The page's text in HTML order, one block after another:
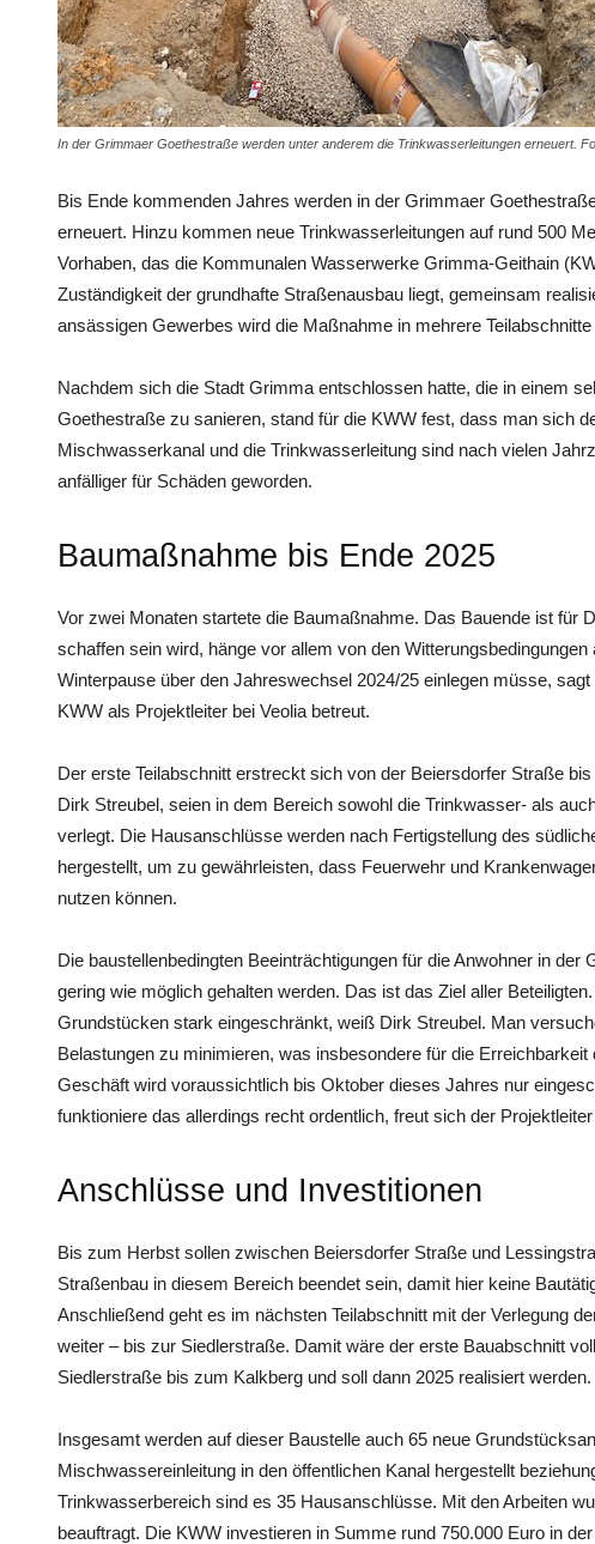
In der Grimmaer Goethestraße werden unter anderem die Trinkwasserleitungen erneuert.
Bis Ende kommenden Jahres werden in der Grimmaer
erneuert. Hinzu kommen neue Trinkwasserleitungen auf rund 500
Vorhaben, das die Kommunalen Wasserwerke Grimma-Geithain
Zuständigkeit der grundhafte Straßenausbau liegt, gemeinsam
ansässigen Gewerbes wird die Maßnahme in mehrere Teilabschnitte
Nachdem sich die Stadt Grimma entschlossen hatte, die in einem
Goethestraße zu sanieren, stand für die KWW fest, dass man sich
Mischwasserkanal und die Trinkwasserleitung sind nach vielen
anfälliger für Schäden geworden.
Baumaßnahme bis Ende 2025
Vor zwei Monaten startete die Baumaßnahme. Das Bauende ist für
schaffen sein wird, hänge vor allem von den Witterungsbedingungen
Winterpause über den Jahreswechsel 2024/25 einlegen müsse,
KWW als Projektleiter bei Veolia betreut.
Der erste Teilabschnitt erstreckt sich von der Beiersdorfer Straße
Dirk Streubel, seien in dem Bereich sowohl die Trinkwasser- als
verlegt. Die Hausanschlüsse werden nach Fertigstellung des
hergestellt, um zu gewährleisten, dass Feuerwehr und
nutzen können.
Die baustellenbedingten Beeinträchtigungen für die Anwohner in der
gering wie möglich gehalten werden. Das ist das Ziel aller
Grundstücken stark eingeschränkt, weiß Dirk Streubel. Man
Belastungen zu minimieren, was insbesondere für die
Geschäft wird voraussichtlich bis Oktober dieses Jahres nur
funktioniere das allerdings recht ordentlich, freut sich der Projektleiter
Anschlüsse und Investitionen
Bis zum Herbst sollen zwischen Beiersdorfer Straße und
Straßenbau in diesem Bereich beendet sein, damit hier keine
Anschließend geht es im nächsten Teilabschnitt mit der Verlegung
weiter – bis zur Siedlerstraße. Damit wäre der erste Bauabschnitt
Siedlerstraße bis zum Kalkberg und soll dann 2025 realisiert werden.
Insgesamt werden auf dieser Baustelle auch 65 neue
Mischwassereinleitung in den öffentlichen Kanal hergestellt
Trinkwasserbereich sind es 35 Hausanschlüsse. Mit den Arbeiten
beauftragt. Die KWW investieren in Summe rund 750.000 Euro in